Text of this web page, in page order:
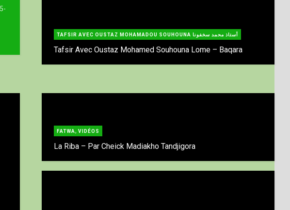
TAFSIR AVEC OUSTAZ MOHAMADOU SOUHOUNA أستاذ محمد سخفونا
Tafsir Avec Oustaz Mohamed Souhouna Lome – Baqara
FATWA, VIDÉOS
La Riba – Par Cheick Madiakho Tandjigora